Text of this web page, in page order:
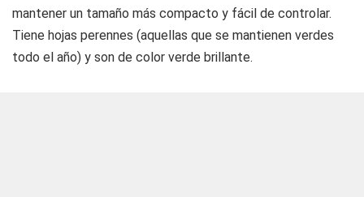
mantener un tamaño más compacto y fácil de controlar.
Tiene hojas perennes (aquellas que se mantienen verdes
todo el año) y son de color verde brillante.